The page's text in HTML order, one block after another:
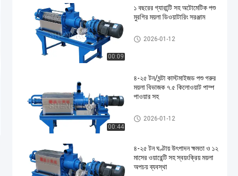
00:09
১ বছরের গ্যারান্টি সহ অটোমেটিক পশু
মুরগির ময়লা ডিওয়াটারিং সরঞ্জাম
সার ডিওয়্যারিং মেশিন
2026-01-12
00:44
৪-২৫ টন/ঘন্টা কাস্টমাইজড পশু গরুর
ময়লা বিভাজক ৭.৫ কিলোওয়াট পাম্প
পাওয়ার সহ
সার ডিওয়্যারিং মেশিন
2026-01-12
৪-২৫ টন ঘণ্টায় উৎপাদন ক্ষমতা ও ১২
মাসের ওয়ারেন্টি সহ স্বয়ংক্রিয় ময়লা
অপচয় ব্যবস্থা